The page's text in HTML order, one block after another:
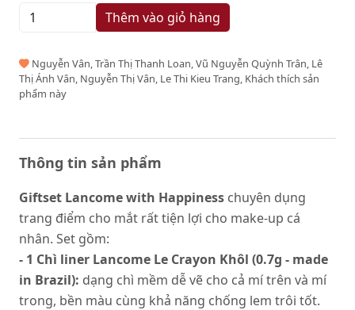
Thêm vào giỏ hàng
Nguyễn Vân, Trần Thị Thanh Loan, Vũ Nguyễn Quỳnh Trân, Lê
Thị Ánh Vân, Nguyễn Thị Vân, Le Thi Kieu Trang, Khách thích sản
phẩm này
Thông tin sản phẩm
Giftset Lancome with Happiness chuyên dụng
trang điểm cho mắt rất tiện lợi cho make-up cá
nhân. Set gồm:
- 1 Chì liner Lancome Le Crayon Khôl (0.7g - made
in Brazil): dạng chì mềm dễ vẽ cho cả mí trên và mí
trong, bền màu cùng khả năng chống lem trôi tốt.